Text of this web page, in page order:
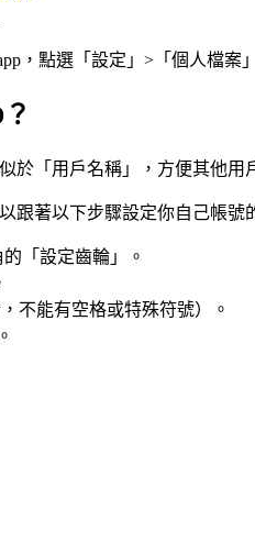
，點選「設定」>「個人檔案
於「用戶名稱」，方便其他用
跟著以下步驟設定你自己帳號
「設定齒輪」。
不能有空格或特殊符號）。